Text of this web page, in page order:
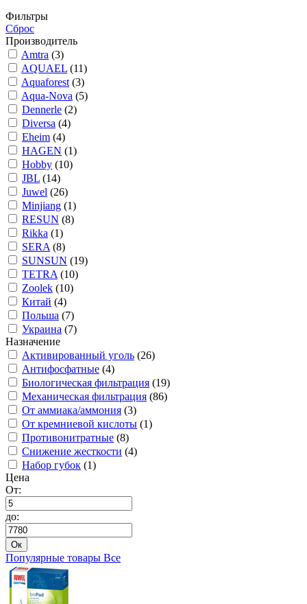
Фильтры
Сброс
Производитель
Amtra (3)
AQUAEL (11)
Aquaforest (3)
Aqua-Nova (5)
Dennerle (2)
Diversa (4)
Eheim (4)
HAGEN (1)
Hobby (10)
JBL (14)
Juwel (26)
Minjiang (1)
RESUN (8)
Rikka (1)
SERA (8)
SUNSUN (19)
TETRA (10)
Zoolek (10)
Китай (4)
Польша (7)
Украина (7)
Назначение
Активированный уголь (26)
Антифосфатные (4)
Биологическая фильтрация (19)
Механическая фильтрация (86)
От аммиака/аммония (3)
От кремниевой кислоты (1)
Противонитратные (8)
Снижение жесткости (4)
Набор губок (1)
Цена
От:
до:
Ок
Популярные товары Все